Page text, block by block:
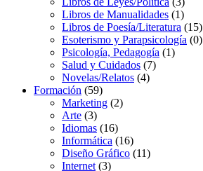
Libros de Manualidades (1)
Libros de Poesía/Literatura (15)
Esoterismo y Parapsicología (0)
Psicología, Pedagogía (1)
Salud y Cuidados (7)
Novelas/Relatos (4)
Formación (59)
Marketing (2)
Arte (3)
Idiomas (16)
Informática (16)
Diseño Gráfico (11)
Internet (3)